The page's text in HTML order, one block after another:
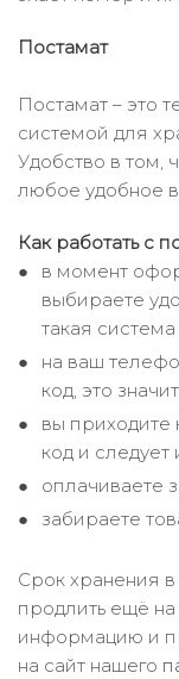
Постамат
Постамат – это
системой для
Удобство в том,
любое удобное
Как работать с
в момент
выбираете
такая
на ваш
код, это
вы приходите
код и следует
оплачиваете
забираете
Срок хранения
продлить ещё на
информацию и
на сайт нашего